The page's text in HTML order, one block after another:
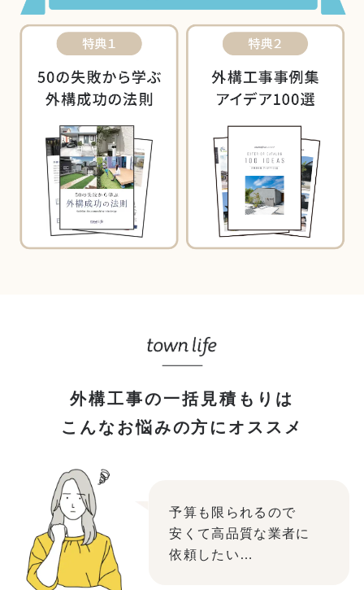
外構工事の一括見積もりは
こんなお悩みの方にオススメ
予算も限られるので
安くて高品質な業者に
依頼したい…